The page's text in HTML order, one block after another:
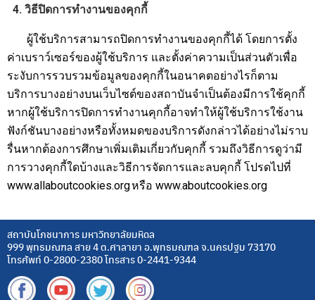
4. วิธีปิดการทำงานของคุกกี้
ผู้ใช้บริการสามารถปิดการทำงานของคุกกี้ได้ โดยการตั้ง
ค่าเบราว์เซอร์ของผู้ใช้บริการ และตั้งค่าความเป็นส่วนตัวเพื่อ
ระงับการรวบรวมข้อมูลของคุกกี้ในอนาคตอย่างไรก็ตาม
บริการบางอย่างบนเว็บไซต์ของสถาบันจำเป็นต้องมีการใช้คุกกี้
หากผู้ใช้บริการปิดการทำงานคุกกี้อาจทำให้ผู้ใช้บริการใช้งาน
ฟังก์ชันบางอย่างหรือทั้งหมดของบริการดังกล่าวได้อย่างไม่ราบ
รื่นหากต้องการศึกษาเพิ่มเติมเกี่ยวกับคุกกี้ รวมถึงวิธีการดูว่ามี
การวางคุกกี้ใดบ้างและวิธีการจัดการและลบคุกกี้ โปรดไปที่
www.allaboutcookies.orgหรือ www.aboutcookies.org
สถาบันโภชนาการ มหาวิทยาลัยมหิดล
999 พุทธมณฑล สาย 4 ต.ศาลายา อ.พุทธมณฑล จ.นครปฐม 73170
โทรศัพท์ 0-2800-2380 โทรสาร 0-2441-9344